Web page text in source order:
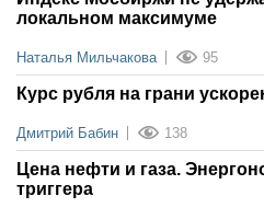
локальном максимуме
Наталья Мильчакова 95
Курс рубля на грани
Дмитрий Бабин 138
Цена нефти и газа.
триггера